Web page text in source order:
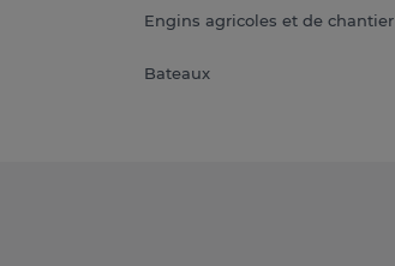
Engins agricoles et de chantier
Bateaux